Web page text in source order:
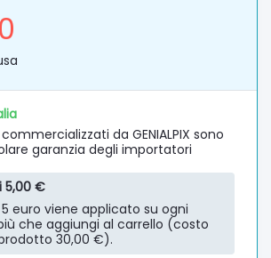
da GENIALPIX sono
garanzia degli importatori
5,00 €
euro viene applicato su ogni
che aggiungi al carrello (costo
30,00 €).